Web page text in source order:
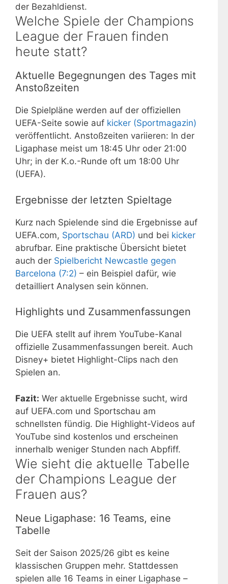
der Bezahldienst.
Welche Spiele der Champions
League der Frauen finden
heute statt?
Aktuelle Begegnungen des Tages mit
Anstoßzeiten
Die Spielpläne werden auf der offiziellen
UEFA-Seite sowie auf kicker (Sportmagazin)
veröffentlicht. Anstoßzeiten variieren: In der
Ligaphase meist um 18:45 Uhr oder 21:00
Uhr; in der K.o.-Runde oft um 18:00 Uhr
(UEFA).
Ergebnisse der letzten Spieltage
Kurz nach Spielende sind die Ergebnisse auf
UEFA.com, Sportschau (ARD) und bei kicker
abrufbar. Eine praktische Übersicht bietet
auch der Spielbericht Newcastle gegen
Barcelona (7:2) – ein Beispiel dafür, wie
detailliert Analysen sein können.
Highlights und Zusammenfassungen
Die UEFA stellt auf ihrem YouTube-Kanal
offizielle Zusammenfassungen bereit. Auch
Disney+ bietet Highlight-Clips nach den
Spielen an.
Fazit: Wer aktuelle Ergebnisse sucht, wird
auf UEFA.com und Sportschau am
schnellsten fündig. Die Highlight-Videos auf
YouTube sind kostenlos und erscheinen
innerhalb weniger Stunden nach Abpfiff.
Wie sieht die aktuelle Tabelle
der Champions League der
Frauen aus?
Neue Ligaphase: 16 Teams, eine
Tabelle
Seit der Saison 2025/26 gibt es keine
klassischen Gruppen mehr. Stattdessen
spielen alle 16 Teams in einer Ligaphase –